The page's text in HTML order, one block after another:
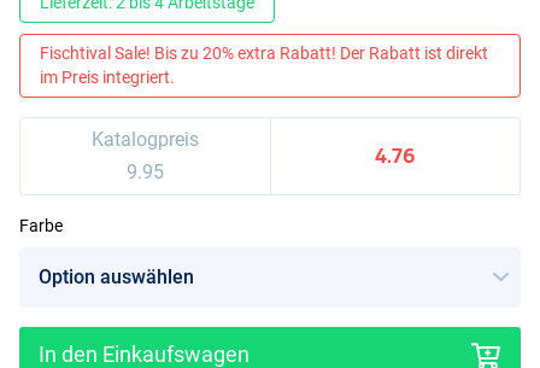
Fischtival Sale! Bis zu 20% extra Rabatt! Der Rabatt ist direkt
im Preis integriert.
Katalogpreis
9.95
4.76
Farbe
In den Einkaufswagen